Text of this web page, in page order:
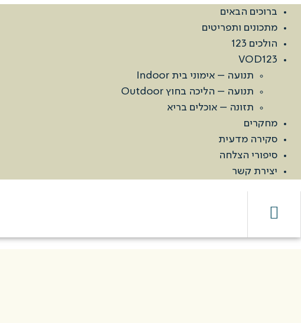
ברוכים הבאים
מתכונים ותפריטים
הולכים 123
VOD123
תנועה – אימוני בית Indoor
תנועה – הליכה בחוץ Outdoor
תזונה – אוכלים בריא
מחקרים
סקירה מדעית
סיפורי הצלחה
יצירת קשר